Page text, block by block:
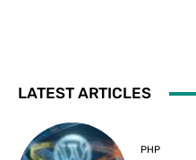
LATEST ARTICLES
PHP